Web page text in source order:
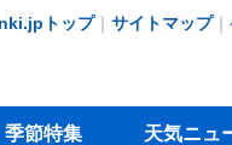
トップ｜ サイトマップ｜
季節特集 天気ニュ